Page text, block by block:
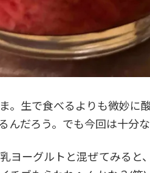
。生で食べるよりも微妙に
んだろう。でも今回は十分な
ヨーグルトと混ぜてみると